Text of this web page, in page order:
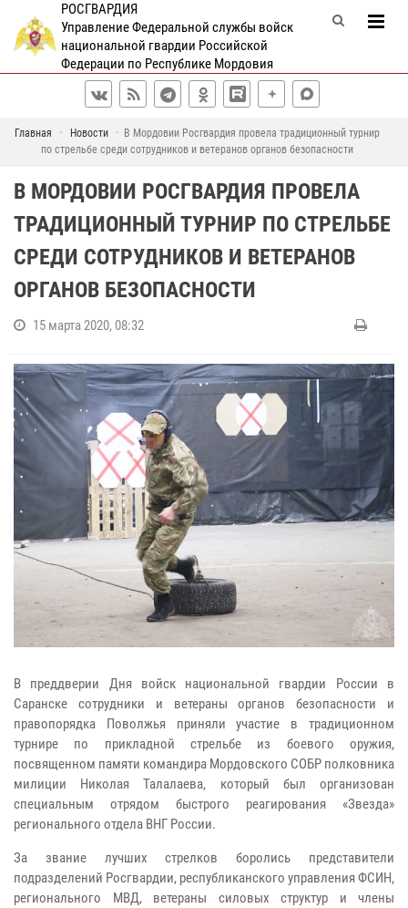
РОСГВАРДИЯ
Управление Федеральной службы войск
национальной гвардии Российской
Федерации по Республике Мордовия
Главная Новости
В Мордовии Росгвардия провела традиционный турнир
по стрельбе среди сотрудников и ветеранов органов безопасности
В МОРДОВИИ РОСГВАРДИЯ ПРОВЕЛА
ТРАДИЦИОННЫЙ ТУРНИР ПО СТРЕЛЬБЕ
СРЕДИ СОТРУДНИКОВ И ВЕТЕРАНОВ
ОРГАНОВ БЕЗОПАСНОСТИ
15 марта 2020, 08:32
В преддверии Дня войск национальной гвардии России в
Саранске сотрудники и ветераны органов безопасности и
правопорядка Поволжья приняли участие в традиционном
турнире по прикладной стрельбе из боевого оружия,
посвященном памяти командира Мордовского СОБР полковника
милиции Николая Талалаева, который был организован
специальным отрядом быстрого реагирования «Звезда»
регионального отдела ВНГ России.
За звание лучших стрелков боролись представители
подразделений Росгвардии, республиканского управления ФСИН,
регионального МВД, ветераны силовых структур и члены